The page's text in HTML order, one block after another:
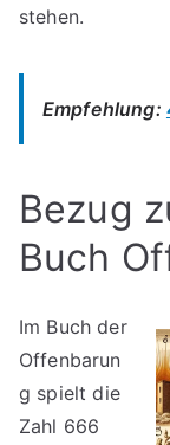
stehen.
Empfehlung:
Bezug
Buch
Im Buch der
Offenbarun
g spielt die
Zahl 666